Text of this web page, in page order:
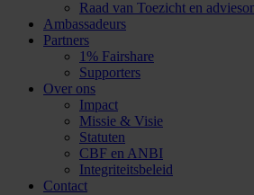
Raad van Toezicht en
Ambassadeurs
Partners
1% Fairshare
Supporters
Over ons
Impact
Missie & Visie
Statuten
CBF en ANBI
Integriteitsbeleid
Contact